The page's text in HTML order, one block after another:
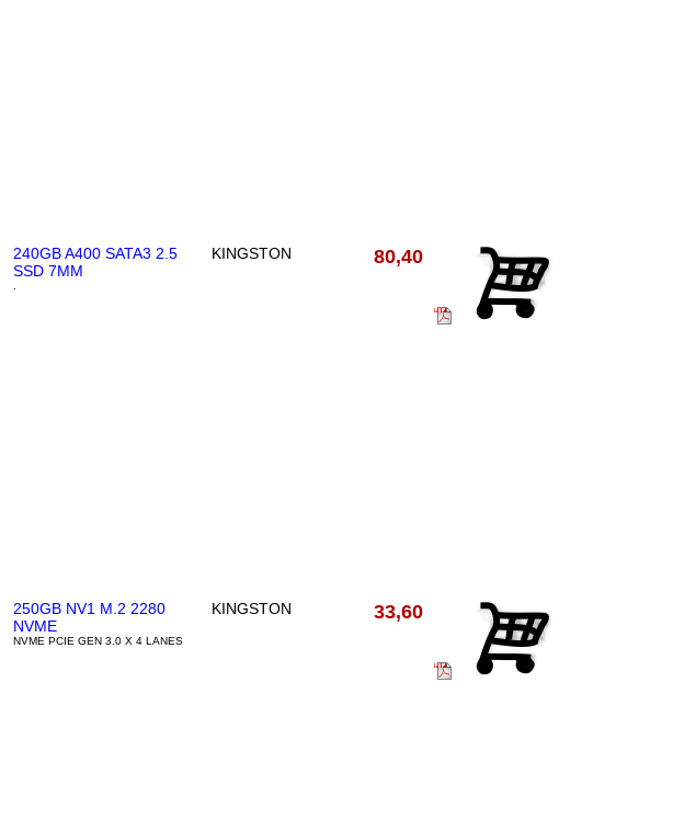
240GB A400 SATA3 2.5
SSD 7MM
.
KINGSTON 80,40
250GB NV1 M.2 2280
NVME
NVME PCIE GEN 3.0 X 4 LANES
KINGSTON 33,60